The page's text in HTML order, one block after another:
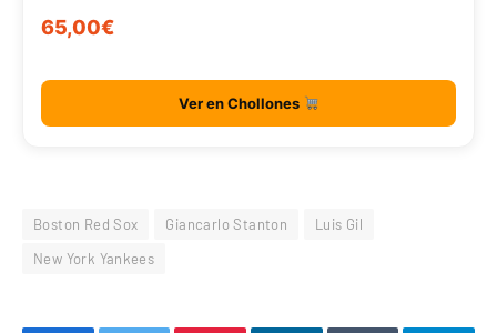
65,00€
Ver en Chollones
Boston Red Sox Giancarlo Stanton
Luis Gil
New York Yankees